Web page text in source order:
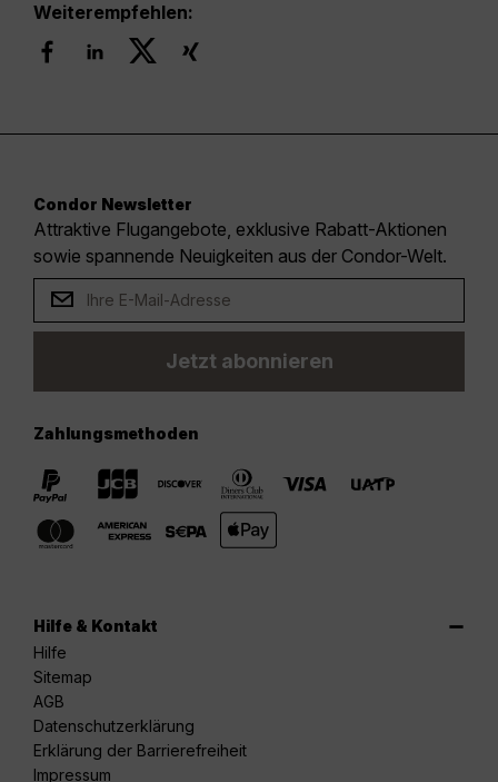
Weiterempfehlen:
Condor Newsletter
Attraktive Flugangebote, exklusive Rabatt-Aktionen
sowie spannende Neuigkeiten aus der Condor-Welt.
Jetzt abonnieren
Zahlungsmethoden
Hilfe & Kontakt
Hilfe
Sitemap
AGB
Datenschutzerklärung
Erklärung der Barrierefreiheit
Impressum